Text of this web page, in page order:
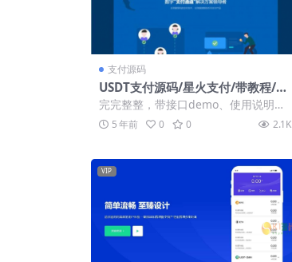
支付源码
USDT支付源码/星火支付/带教程/带
接口demo/带使用说明
完完整整，带接口demo、使用说明，
教程。USDT的支付程序比较少，算是
很不错的...
5 年前 0 0 2.1K
VIP